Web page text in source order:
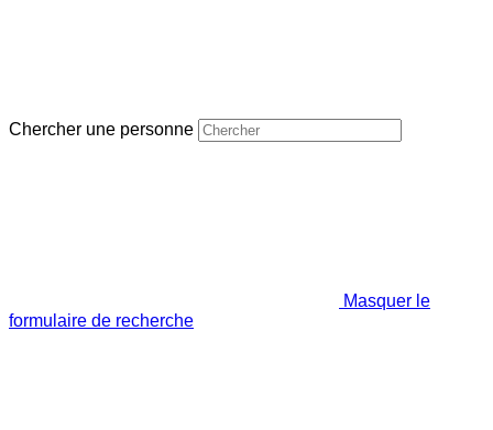
Chercher une personne
Masquer le
formulaire de recherche